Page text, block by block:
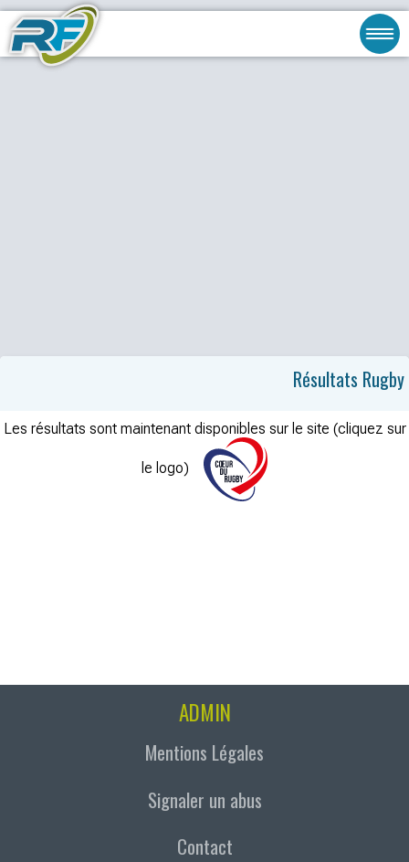
Résultats Rugby
Les résultats sont maintenant disponibles sur le site (cliquez sur
le logo)
ADMIN
Mentions Légales
Signaler un abus
Contact